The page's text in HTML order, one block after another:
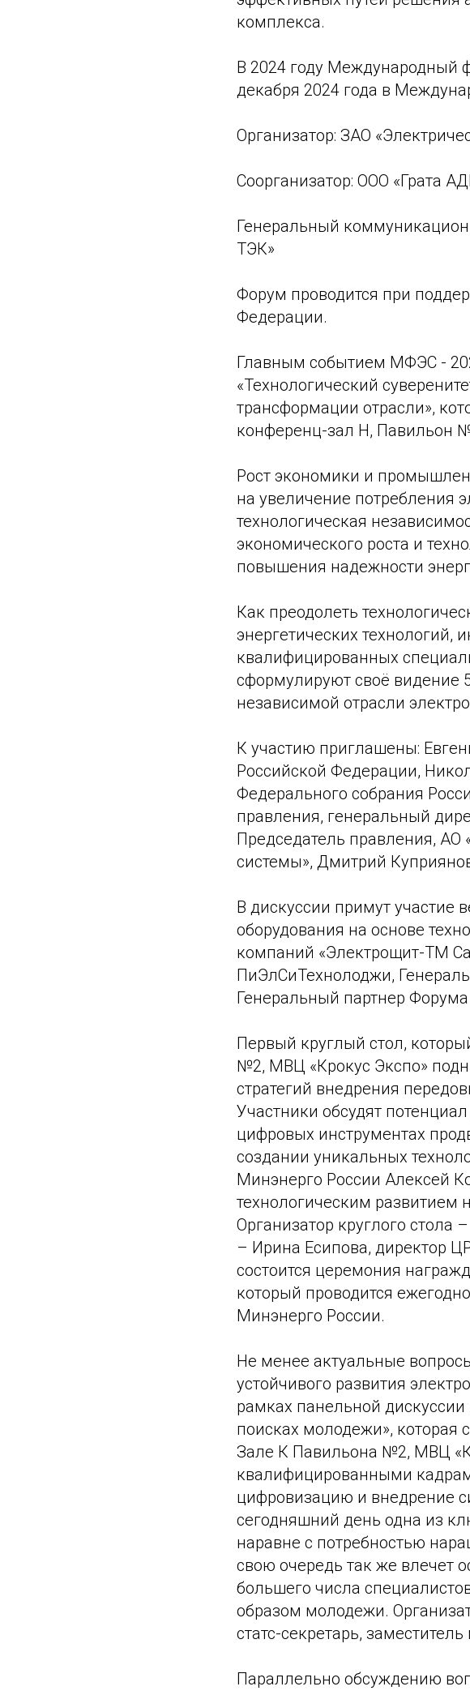
комплекса.
В 2024 году Международный
декабря 2024 года в
Организатор: ЗАО
Соорганизатор: ООО «Грата
Генеральный
ТЭК»
Форум проводится при
Федерации.
Главным событием МФЭС -
«Технологический
трансформации отрасли»,
конференц-зал H, Павильон
Рост экономики и
на увеличение потребления
технологическая
экономического роста и
повышения надежности
Как преодолеть
энергетических
квалифицированных
сформулируют своё видение
независимой отрасли
К участию приглашены:
Российской Федерации,
Федерального собрания
правления, генеральный
Председатель правления, АО
системы», Дмитрий
В дискуссии примут участие
оборудования на основе
компаний «Электрощит-ТМ
ПиЭлСиТехнолоджи,
Генеральный партнер
Первый круглый стол,
№2, МВЦ «Крокус Экспо»
стратегий внедрения
Участники обсудят
цифровых инструментах
создании уникальных
Минэнерго России Алексей
технологическим развитием
Организатор круглого
– Ирина Есипова, директор
состоится церемония
который проводится
Минэнерго России.
Не менее актуальные
устойчивого развития
рамках панельной
поисках молодежи», которая
Зале К Павильона №2, МВЦ
квалифицированными
цифровизацию и внедрение
сегодняшний день одна из
наравне с потребностью
свою очередь так же влечет
большего числа
образом молодежи.
статс-секретарь,
Параллельно обсуждению